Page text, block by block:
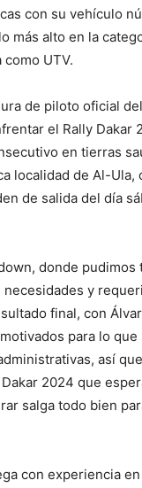
con su vehículo
más alto en la
UTV.
de piloto oficial
el Rally Dakar
en tierras
localidad de Al-
de salida del día
donde
y
final, con
para lo
así
2024 que
salga todo bien
con experiencia